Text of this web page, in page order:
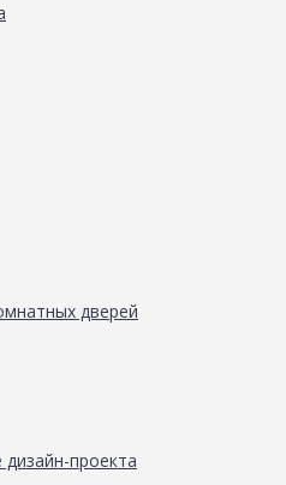
дверей
дизайн-проекта